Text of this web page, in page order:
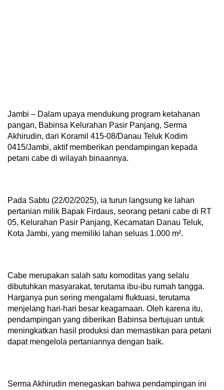
Jambi – Dalam upaya mendukung program ketahanan
pangan, Babinsa Kelurahan Pasir Panjang, Serma
Akhirudin, dari Koramil 415-08/Danau Teluk Kodim
0415/Jambi, aktif memberikan pendampingan kepada
petani cabe di wilayah binaannya.
Pada Sabtu (22/02/2025), ia turun langsung ke lahan
pertanian milik Bapak Firdaus, seorang petani cabe di RT
05, Kelurahan Pasir Panjang, Kecamatan Danau Teluk,
Kota Jambi, yang memiliki lahan seluas 1.000 m².
Cabe merupakan salah satu komoditas yang selalu
dibutuhkan masyarakat, terutama ibu-ibu rumah tangga.
Harganya pun sering mengalami fluktuasi, terutama
menjelang hari-hari besar keagamaan. Oleh karena itu,
pendampingan yang diberikan Babinsa bertujuan untuk
meningkatkan hasil produksi dan memastikan para petani
dapat mengelola pertaniannya dengan baik.
Serma Akhirudin menegaskan bahwa pendampingan ini